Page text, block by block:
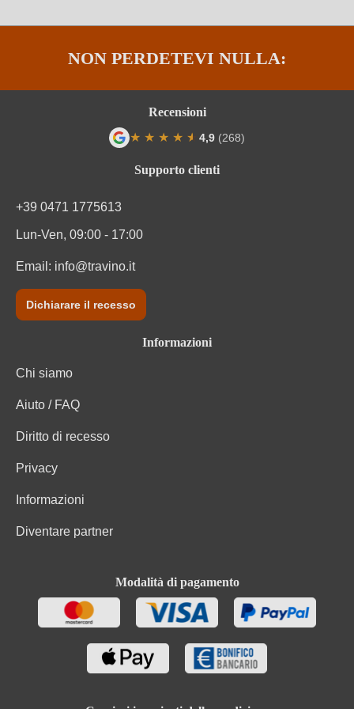
NON PERDETEVI NULLA:
Supporto clienti
+39 0471 1775613
Lun-Ven, 09:00 - 17:00
Email: info@travino.it
Dichiarare il recesso
Informazioni
Chi siamo
Aiuto / FAQ
Diritto di recesso
Privacy
Informazioni
Diventare partner
Modalità di pagamento
Recensioni
★ ★ ★ ★ ★
★ 4,9 (268)